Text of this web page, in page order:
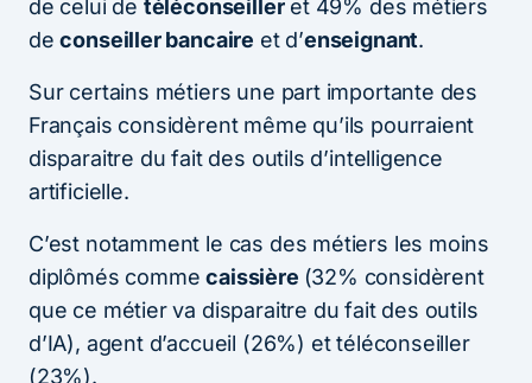
de celui de téléconseilleret 49% des métiers
deconseiller bancaire et d’enseignant.
Sur certains métiers une part importante des
Français considèrent même qu’ils pourraient
disparaitre du fait des outils d’intelligence
artificielle.
C’est notamment le cas des métiers les moins
diplômés commecaissière (32% considèrent
que ce métier va disparaitre du fait des outils
d’IA), agent d’accueil (26%) et téléconseiller
(23%).